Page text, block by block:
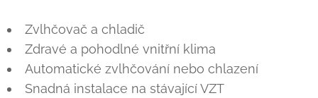
Zvlhčovač a chladič
Zdravé a pohodlné vnitřní klima
Automatické zvlhčování nebo chlazení
Snadná instalace na stávající VZT